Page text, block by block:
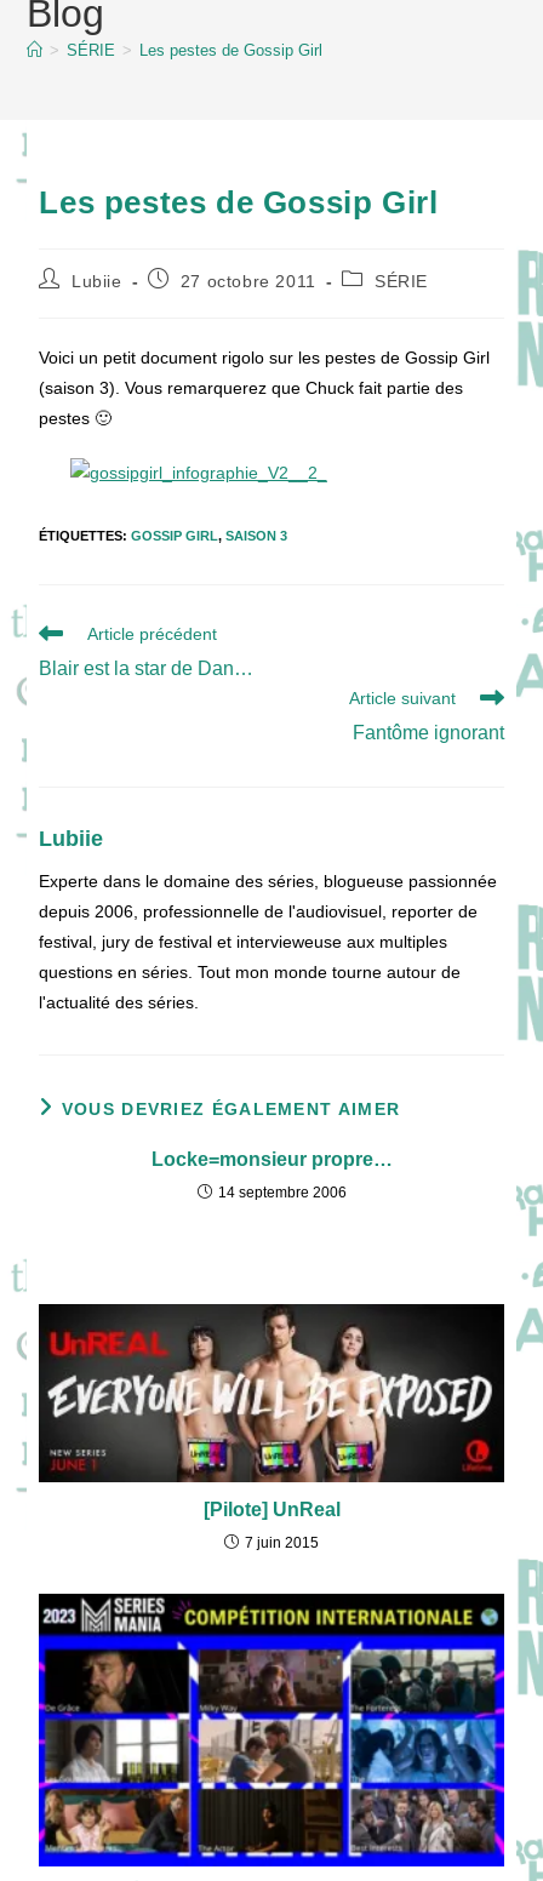
contentBlog
> SÉRIE > Les pestes de Gossip Girl
Les pestes de Gossip Girl
Auteur/autrice
Lubiie
Publication
27 octobre 2011
PostSÉRIE
Voici un petit document rigolo sur les pestes de Gossip Girl
(saison 3). Vous remarquerez que Chuck fait partie des
pestes 🙂
ÉTIQUETTES:GOSSIP GIRL, SAISON 3
Read
articles
Article précédent
Blair est la star de Dan…
Article suivant
Fantôme ignorant
Lubiie
Experte dans le domaine des séries, blogueuse passionnée
depuis 2006, professionnelle de l'audiovisuel, reporter de
festival, jury de festival et intervieweuse aux multiples
questions en séries. Tout mon monde tourne autour de
l'actualité des séries.
VOUS DEVRIEZ ÉGALEMENT AIMER
Locke=monsieur propre…
14 septembre 2006
[Pilote] UnReal
7 juin 2015